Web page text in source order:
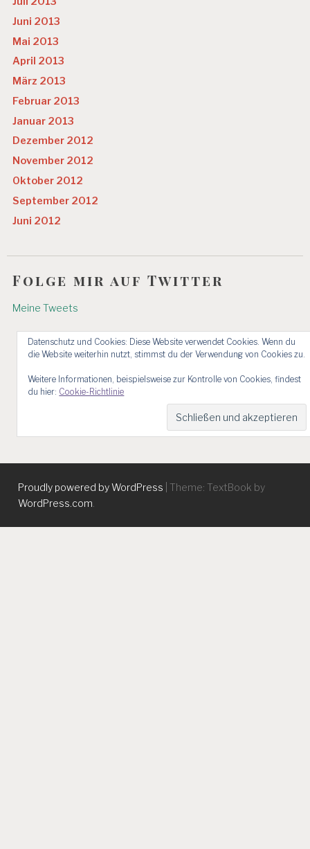
Juni 2013
Mai 2013
April 2013
März 2013
Februar 2013
Januar 2013
Dezember 2012
November 2012
Oktober 2012
September 2012
Juni 2012
Folge mir auf Twitter
Meine Tweets
Datenschutz und Cookies: Diese Website verwendet Cookies. Wenn du
die Website weiterhin nutzt, stimmst du der Verwendung von Cookies zu.
Weitere Informationen, beispielsweise zur Kontrolle von Cookies, findest
du hier: Cookie-Richtlinie
Proudly powered by WordPress
Theme: TextBook by
WordPress.com